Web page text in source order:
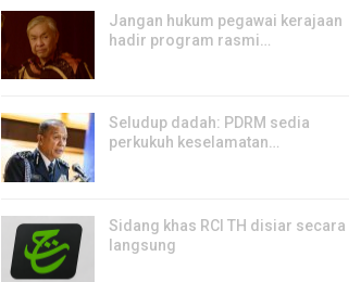
Jangan hukum pegawai kerajaan
hadir program rasmi…
Seludup dadah: PDRM sedia
perkukuh keselamatan…
Sidang khas RCI TH disiar secara
langsung